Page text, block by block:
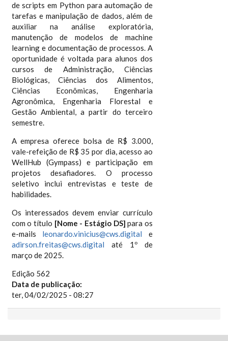
de scripts em Python para automação de
tarefas e manipulação de dados, além de
auxiliar na análise exploratória,
manutenção de modelos de machine
learning e documentação de processos. A
oportunidade é voltada para alunos dos
cursos de Administração, Ciências
Biológicas, Ciências dos Alimentos,
Ciências Econômicas, Engenharia
Agronômica, Engenharia Florestal e
Gestão Ambiental, a partir do terceiro
semestre.
A empresa oferece bolsa de R$ 3.000,
vale-refeição de R$ 35 por dia, acesso ao
WellHub (Gympass) e participação em
projetos desafiadores. O processo
seletivo inclui entrevistas e teste de
habilidades.
Os interessados devem enviar currículo
com o título [Nome - Estágio DS] para os
e-mails leonardo.vinicius@cws.digital e
adirson.freitas@cws.digital até 1º de
março de 2025.
Edição 562
Data de publicação:
ter, 04/02/2025 - 08:27